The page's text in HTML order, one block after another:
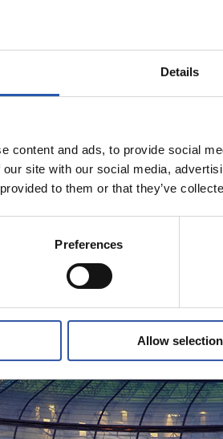
Details
content and ads, to provide social
site with our social media,
to them or that they’ve
Preferences
Allow selection